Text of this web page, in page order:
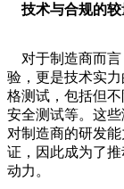
技术与合规的较
对于制造商而言
验，更是技术实
格测试，包括但
安全测试等。这
对制造商的研发
证，因此成为了
动力。